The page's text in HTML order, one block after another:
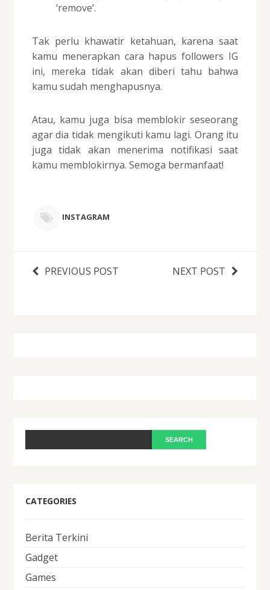
‘remove’.
Tak perlu khawatir ketahuan, karena saat
kamu menerapkan cara hapus followers IG
ini, mereka tidak akan diberi tahu bahwa
kamu sudah menghapusnya.
Atau, kamu juga bisa memblokir seseorang
agar dia tidak mengikuti kamu lagi. Orang itu
juga tidak akan menerima notifikasi saat
kamu memblokirnya. Semoga bermanfaat!
INSTAGRAM
PREVIOUS POST NEXT POST
CATEGORIES
Berita Terkini
Gadget
Games